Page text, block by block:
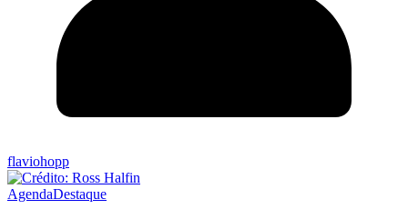
flaviohopp
AgendaDestaque